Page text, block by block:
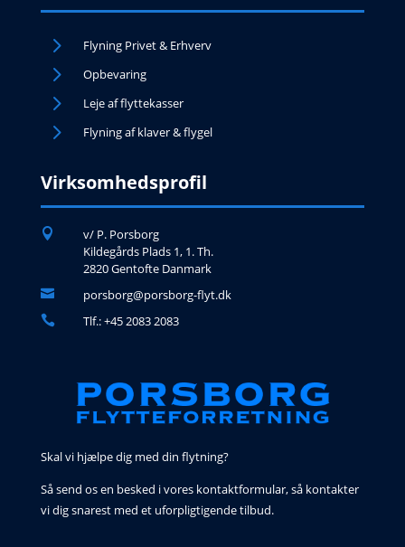
5 Flyning Privet & Erhverv
5 Opbevaring
5 Leje af flyttekasser
5 Flyning af klaver & flygel
Virksomhedsprofil

v/ P. Porsborg
Kildegårds Plads 1, 1. Th.
2820 Gentofte Danmark
 porsborg@porsborg-flyt.dk
 Tlf.: +45 2083 2083
Skal vi hjælpe dig med din flytning?
Så send os en besked i vores kontaktformular, så kontakter
vi dig snarest med et uforpligtigende tilbud.